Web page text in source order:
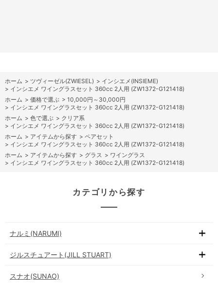
ホーム > ツヴィーゼル(ZWIESEL) > インシエメ(INSIEME)
> インシエメ ワイングラスセット 360cc 2人用 (ZW1372-G121418)
ホーム > 価格で選ぶ > 10,000円～30,000円
> インシエメ ワイングラスセット 360cc 2人用 (ZW1372-G121418)
ホーム > 色で選ぶ > クリア系
> インシエメ ワイングラスセット 360cc 2人用 (ZW1372-G121418)
ホーム > アイテムから探す > ペアセット
> インシエメ ワイングラスセット 360cc 2人用 (ZW1372-G121418)
ホーム > アイテムから探す > グラス > ワイングラス
> インシエメ ワイングラスセット 360cc 2人用 (ZW1372-G121418)
カテゴリから探す
ナルミ(NARUMI)
ジルスチュアート(JILL STUART)
スナオ(SUNAO)